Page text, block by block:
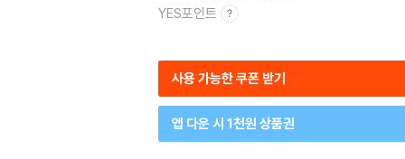
YES포인트
사용 가능한 쿠폰 받기
앱 다운 시 1천원 상품권